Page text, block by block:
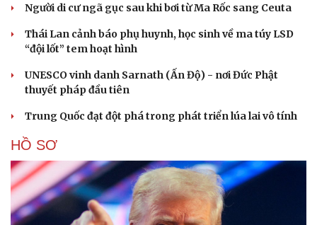
Người di cư ngã gục sau khi bơi từ Ma Rốc sang Ceuta
Thái Lan cảnh báo phụ huynh, học sinh về ma túy LSD
“đội lốt” tem hoạt hình
UNESCO vinh danh Sarnath (Ấn Độ) - nơi Đức Phật
thuyết pháp đầu tiên
Trung Quốc đạt đột phá trong phát triển lúa lai vô tính
HỒ SƠ